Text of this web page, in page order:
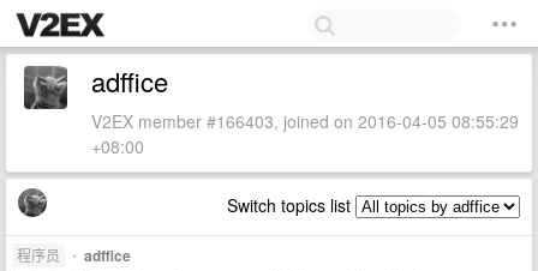
adffice
V2EX member #166403, joined on 2016-04-05 08:55:29
+08:00
Switch topics list
程序员 • adffice